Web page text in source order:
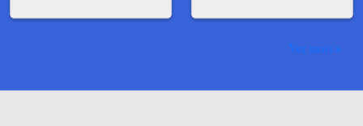
Ver mais